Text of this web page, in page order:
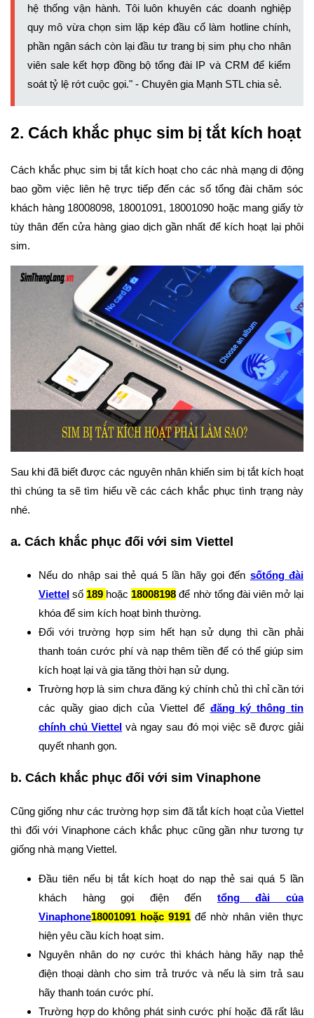
hệ thống vận hành. Tôi luôn khuyên các doanh nghiệp
quy mô vừa chọn sim lặp kép đầu cổ làm hotline chính,
phần ngân sách còn lại đầu tư trang bị sim phụ cho nhân
viên sale kết hợp đồng bộ tổng đài IP và CRM để kiểm
soát tỷ lệ rớt cuộc gọi." - Chuyên gia Mạnh STL chia sẻ.
2. Cách khắc phục sim bị tắt kích hoạt
Cách khắc phục sim bị tắt kích hoạt cho các nhà mạng di động
bao gồm việc liên hệ trực tiếp đến các số tổng đài chăm sóc
khách hàng 18008098, 18001091, 18001090 hoặc mang giấy tờ
tùy thân đến cửa hàng giao dịch gần nhất để kích hoạt lại phôi
sim.
Sau khi đã biết được các nguyên nhân khiến sim bị tắt kích hoạt
thì chúng ta sẽ tìm hiểu về các cách khắc phục tình trạng này
nhé.
a. Cách khắc phục đối với sim Viettel
Nếu do nhập sai thẻ quá 5 lần hãy gọi đến sốtổng đài
Viettel số 189 hoặc 18008198 để nhờ tổng đài viên mở lại
khóa để sim kích hoạt bình thường.
Đối với trường hợp sim hết hạn sử dụng thì cần phải
thanh toán cước phí và nạp thêm tiền để có thể giúp sim
kích hoạt lại và gia tăng thời hạn sử dụng.
Trường hợp là sim chưa đăng ký chính chủ thì chỉ cần tới
các quầy giao dịch của Viettel để đăng ký thông tin
chính chủ Viettel và ngay sau đó mọi việc sẽ được giải
quyết nhanh gọn.
b. Cách khắc phục đối với sim Vinaphone
Cũng giống như các trường hợp sim đã tắt kích hoạt của Viettel
thì đối với Vinaphone cách khắc phục cũng gần như tương tự
giống nhà mạng Viettel.
Đầu tiên nếu bị tắt kích hoạt do nạp thẻ sai quá 5 lần
khách hàng gọi điện đến tổng đài của
Vinaphone18001091 hoặc 9191 để nhờ nhân viên thực
hiện yêu cầu kích hoạt sim.
Nguyên nhân do nợ cước thì khách hàng hãy nạp thẻ
điện thoại dành cho sim trả trước và nếu là sim trả sau
hãy thanh toán cước phí.
Trường hợp do không phát sinh cước phí hoặc đã rất lâu